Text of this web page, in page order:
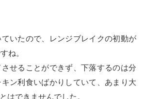
いたので、レンジブレイクの初動が
ね。
せることができず、下落するのは分
ン利食いばかりしていて、あまり大
はできませんでした。